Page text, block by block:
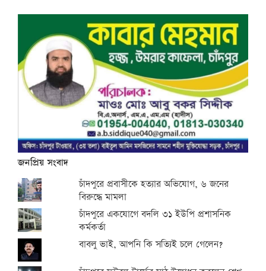
জনপ্রিয় সংবাদ
চাঁদপুরে প্রবাসীকে হত্যার অভিযোগ, ৬ জনের
বিরুদ্ধে মামলা
চাঁদপুরে একযোগে বদলি ৩১ ইউপি প্রশাসনিক
কর্মকর্তা
বাবলু ভাই, আপনি কি সত্যিই চলে গেলেন?